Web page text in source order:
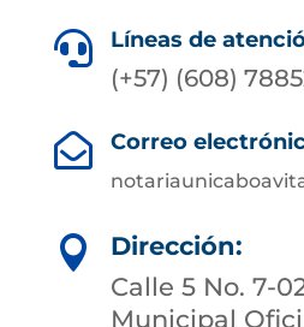
 Líneas de
(+57) (608)
 Correo

Dirección:
Calle 5 No. 7-
Municipal